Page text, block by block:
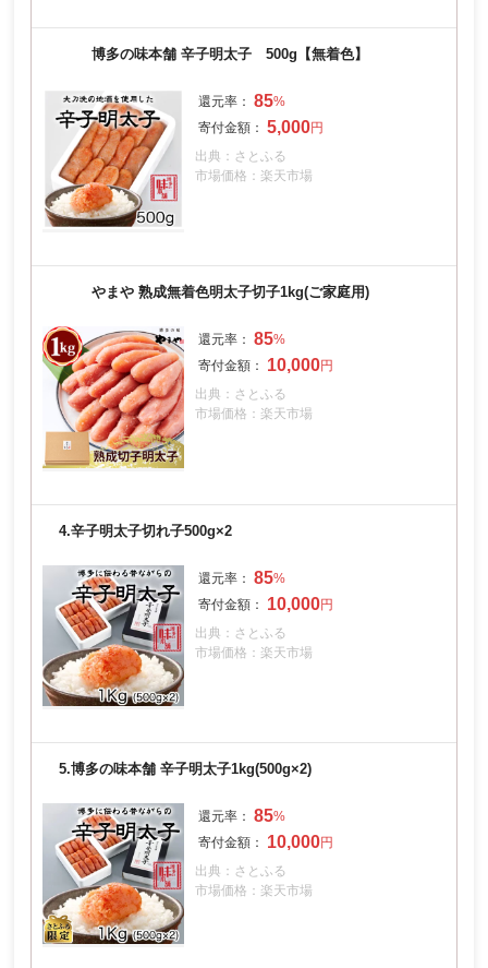
博多の味本舗 辛子明太子 500g【無着色】
85
5,000
出典：さとふる
市場価格：楽天市場
やまや 熟成無着色明太子切子1kg(ご家庭用)
85
10,000
出典：さとふる
市場価格：楽天市場
4.辛子明太子切れ子500g×2
85
10,000
出典：さとふる
市場価格：楽天市場
5.博多の味本舗 辛子明太子1kg(500g×2)
85
10,000
出典：さとふる
市場価格：楽天市場